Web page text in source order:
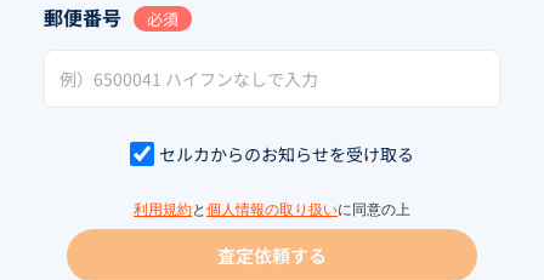
郵便番号 必須
セルカからのお知らせを受け取る
利用規約と 個人情報の取り扱いに同意の上
査定依頼する